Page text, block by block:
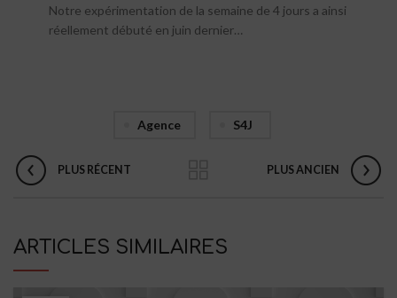
Notre expérimentation de la semaine de 4 jours a ainsi
réellement débuté en juin dernier…
Agence S4J
PLUS RÉCENT PLUS ANCIEN
ARTICLES SIMILAIRES